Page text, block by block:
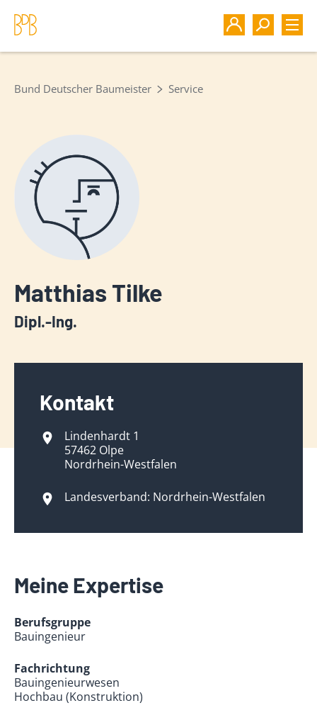
Bund Deutscher Baumeister Service
Matthias Tilke
Dipl.-Ing.
Kontakt
Lindenhardt 1
57462 Olpe
Nordrhein-Westfalen
Landesverband: Nordrhein-Westfalen
Meine Expertise
Berufsgruppe
Bauingenieur
Fachrichtung
Bauingenieurwesen
Hochbau (Konstruktion)